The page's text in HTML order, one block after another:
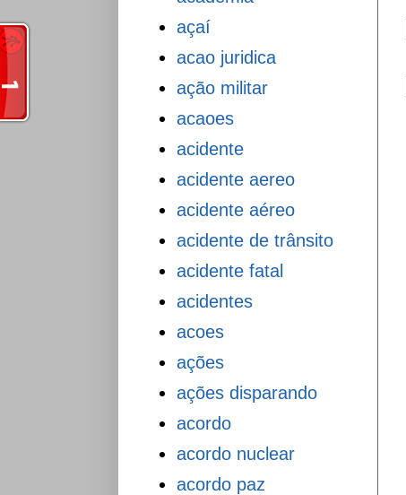
açaí
acao juridica
ação militar
acaoes
acidente
acidente aereo
acidente aéreo
acidente de trânsito
acidente fatal
acidentes
acoes
ações
ações disparando
acordo
acordo nuclear
acordo paz